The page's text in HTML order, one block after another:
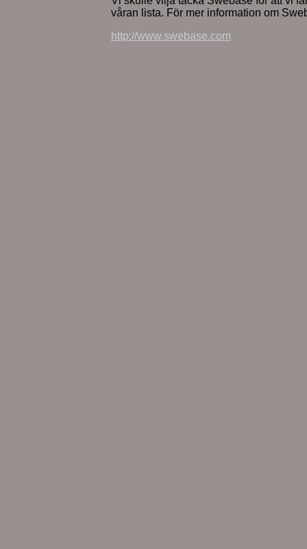
våran lista. För mer information om
http://www.swebase.com